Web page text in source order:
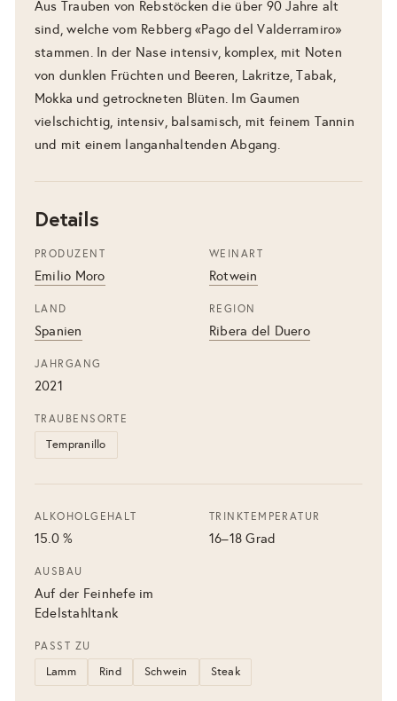
Aus Trauben von Rebstöcken die über 90 Jahre alt
sind, welche vom Rebberg «Pago del Valderramiro»
stammen. In der Nase intensiv, komplex, mit Noten
von dunklen Früchten und Beeren, Lakritze, Tabak,
Mokka und getrockneten Blüten. Im Gaumen
vielschichtig, intensiv, balsamisch, mit feinem Tannin
und mit einem langanhaltenden Abgang.
Details
PRODUZENT
Emilio Moro
WEINART
Rotwein
LAND
Spanien
REGION
Ribera del Duero
JAHRGANG
2021
TRAUBENSORTE
Tempranillo
ALKOHOLGEHALT
15.0 %
TRINKTEMPERATUR
16–18 Grad
AUSBAU
Auf der Feinhefe im
Edelstahltank
PASST ZU
Lamm Rind Schwein Steak